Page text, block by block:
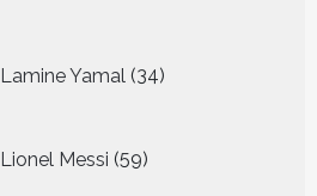
Lamine Yamal 34
producten
Lionel Messi 59
producten